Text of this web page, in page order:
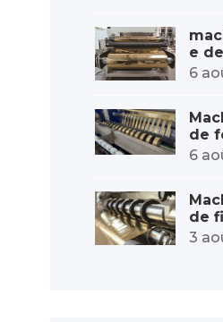
e
6
de
ge
6
de
3